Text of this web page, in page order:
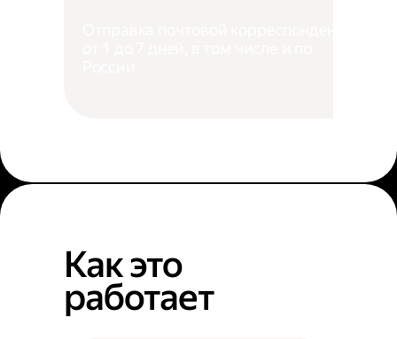
Как это
работает